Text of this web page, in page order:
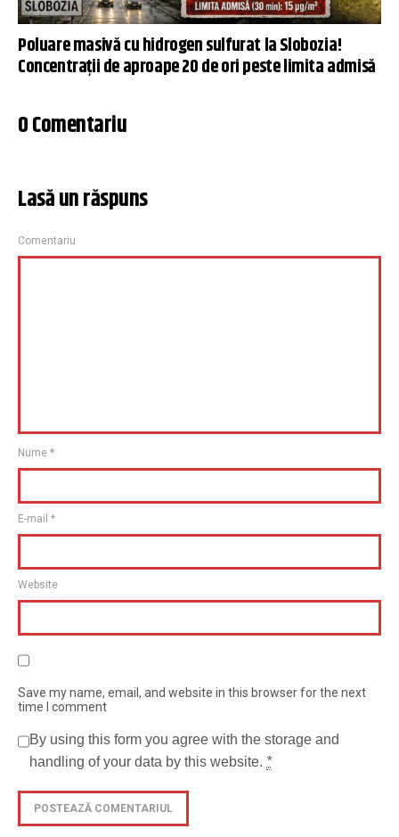
Poluare masivă cu hidrogen sulfurat la Slobozia!
Concentrații de aproape 20 de ori peste limita admisă
0 Comentariu
Lasă un răspuns
Comentariu
Nume *
E-mail *
Website
Save my name, email, and website in this browser for the next
time I comment
By using this form you agree with the storage and
handling of your data by this website. *